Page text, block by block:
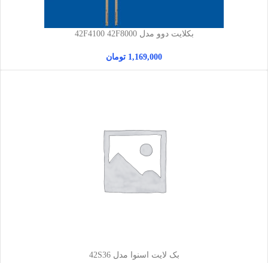
بکلایت دوو مدل 42F4100 42F8000
1,169,000 تومان
بک لایت اسنوا مدل 42S36